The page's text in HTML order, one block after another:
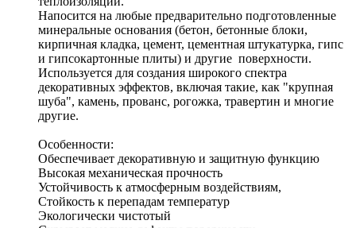
Напосится на любые предварительно подготовленные
минеральные основания (бетон, бетонные блоки,
кирпичная кладка, цемент, цементная штукатурка, гипс
и гипсокартонные плиты) и другие поверхности.
Используется для создания широкого спектра
декоративных эффектов, включая такие, как "крупная
шуба", камень, прованс, рогожка, травертин и многие
другие.
Особенности:
Обеспечивает декоративную и защитную функцию
Высокая механическая прочность
Устойчивость к атмосферным воздействиям,
Стойкость к перепадам температур
Экологически чистотый